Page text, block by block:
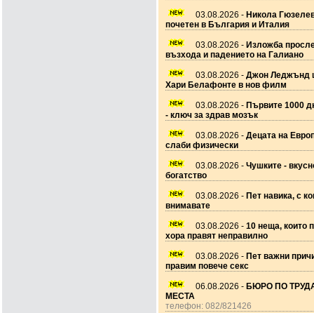
03.08.2026 - Никола
почетен в България и Италия
03.08.2026 - Изложба
възхода и падението на Галиано
03.08.2026 - Джон Леджънд
Хари Белафонте в нов филм
03.08.2026 - Първите 1000
- ключ за здрав мозък
03.08.2026 - Децата на
слаби физически
03.08.2026 - Чушките -
богатство
03.08.2026 - Пет навика, с
внимавате
03.08.2026 - 10 неща, които
хора правят неправилно
03.08.2026 - Пет важни
правим повече секс
06.08.2026 - БЮРО ПО
МЕСТА
телефон: 082/821426